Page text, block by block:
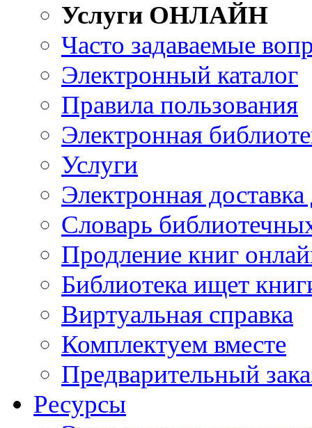
Услуги ОНЛАЙН
Часто задаваемые
Электронный каталог
Правила пользования
Электронная
Услуги
Электронная
Словарь
Продление книг
Библиотека ищет
Виртуальная справка
Комплектуем вместе
Предварительный
Ресурсы